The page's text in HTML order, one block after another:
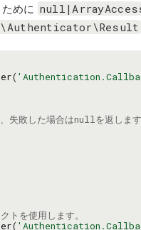
めに
(
失敗した場合はnullを返します
を使用します。
(